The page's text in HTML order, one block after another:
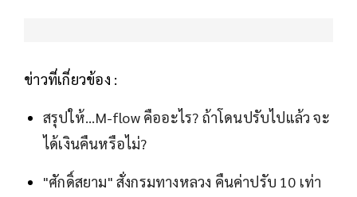
ข่าวที่เกี่ยวข้อง :
สรุปให้...M-flow คืออะไร? ถ้าโดนปรับไปแล้ว จะ
ได้เงินคืนหรือไม่?
"ศักดิ์สยาม" สั่งกรมทางหลวง คืนค่าปรับ 10 เท่า